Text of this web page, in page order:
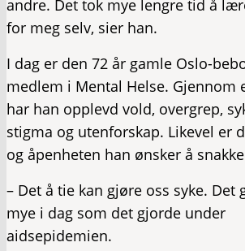
andre. Det tok mye lengre tid å
for meg selv, sier han.
I dag er den 72 år gamle Oslo-
medlem i Mental Helse. Gjennom
har han opplevd vold, overgrep,
stigma og utenforskap. Likevel er
og åpenheten han ønsker å
– Det å tie kan gjøre oss syke. Det
mye i dag som det gjorde under
aidsepidemien.